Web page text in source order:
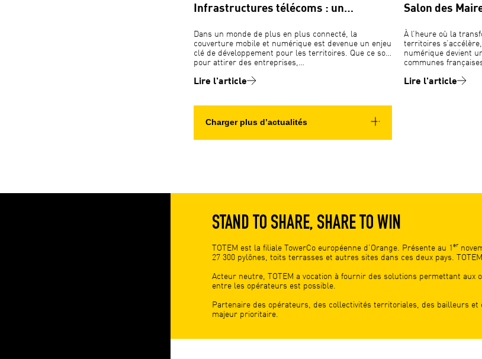
Infrastructures télécoms : un…
Dans un monde de plus en plus connecté, la
couverture mobile et numérique est devenue un enjeu
clé de développement pour les territoires. Que ce soit
pour attirer des entreprises,…
Lire l'article
Salon des
À l’heure où la
territoires
numérique devient
communes
Lire l'article
Charger plus d’actualités
STAND TO SHARE, SHARE TO WIN
TOTEM est la filiale TowerCo européenne d’Orange. Présente au 1er
27 300 pylônes, toits terrasses et autres sites dans ces deux pays.
Acteur neutre, TOTEM a vocation à fournir des solutions permettant
entre les opérateurs est possible.
Partenaire des opérateurs, des collectivités territoriales, des bailleurs
majeur prioritaire.